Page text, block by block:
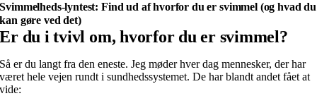
Svimmelheds-lyntest: Find ud af hvorfor du er svimmel (og hvad du
kan gøre ved det)
Er du i tvivl om, hvorfor du er svimmel?
Så er du langt fra den eneste. Jeg møder hver dag mennesker, der har
været hele vejen rundt i sundhedssystemet. De har blandt andet fået at
vide: